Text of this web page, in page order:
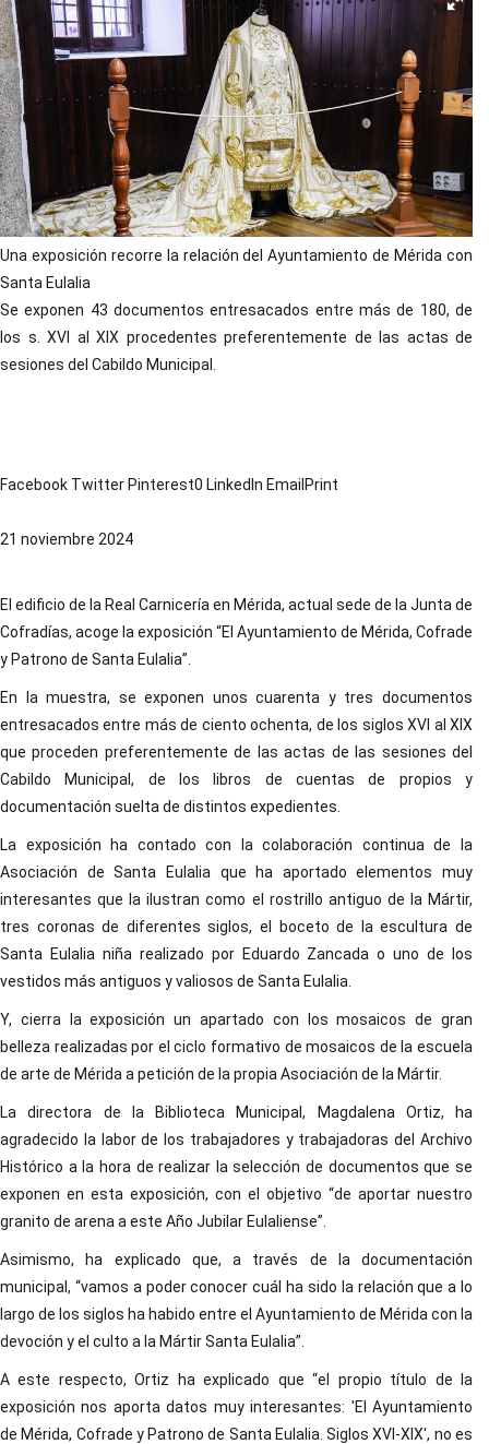
Una exposición recorre la relación del Ayuntamiento de Mérida con
Santa Eulalia
Se exponen 43 documentos entresacados entre más de 180, de
los s. XVI al XIX procedentes preferentemente de las actas de
sesiones del Cabildo Municipal.
Facebook Twitter Pinterest0 LinkedIn EmailPrint
21 noviembre 2024
El edificio de la Real Carnicería en Mérida, actual sede de la Junta de
Cofradías, acoge la exposición “El Ayuntamiento de Mérida, Cofrade
y Patrono de Santa Eulalia”.
En la muestra, se exponen unos cuarenta y tres documentos
entresacados entre más de ciento ochenta, de los siglos XVI al XIX
que proceden preferentemente de las actas de las sesiones del
Cabildo Municipal, de los libros de cuentas de propios y
documentación suelta de distintos expedientes.
La exposición ha contado con la colaboración continua de la
Asociación de Santa Eulalia que ha aportado elementos muy
interesantes que la ilustran como el rostrillo antiguo de la Mártir,
tres coronas de diferentes siglos, el boceto de la escultura de
Santa Eulalia niña realizado por Eduardo Zancada o uno de los
vestidos más antiguos y valiosos de Santa Eulalia.
Y, cierra la exposición un apartado con los mosaicos de gran
belleza realizadas por el ciclo formativo de mosaicos de la escuela
de arte de Mérida a petición de la propia Asociación de la Mártir.
La directora de la Biblioteca Municipal, Magdalena Ortiz, ha
agradecido la labor de los trabajadores y trabajadoras del Archivo
Histórico a la hora de realizar la selección de documentos que se
exponen en esta exposición, con el objetivo “de aportar nuestro
granito de arena a este Año Jubilar Eulaliense”.
Asimismo, ha explicado que, a través de la documentación
municipal, “vamos a poder conocer cuál ha sido la relación que a lo
largo de los siglos ha habido entre el Ayuntamiento de Mérida con la
devoción y el culto a la Mártir Santa Eulalia”.
A este respecto, Ortiz ha explicado que “el propio título de la
exposición nos aporta datos muy interesantes: 'El Ayuntamiento
de Mérida, Cofrade y Patrono de Santa Eulalia. Siglos XVI-XIX', no es